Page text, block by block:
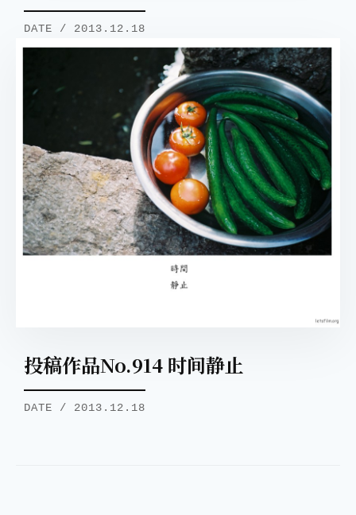
DATE / 2013.12.18
投稿作品No.914 时间静止
DATE / 2013.12.18
取消 搜索